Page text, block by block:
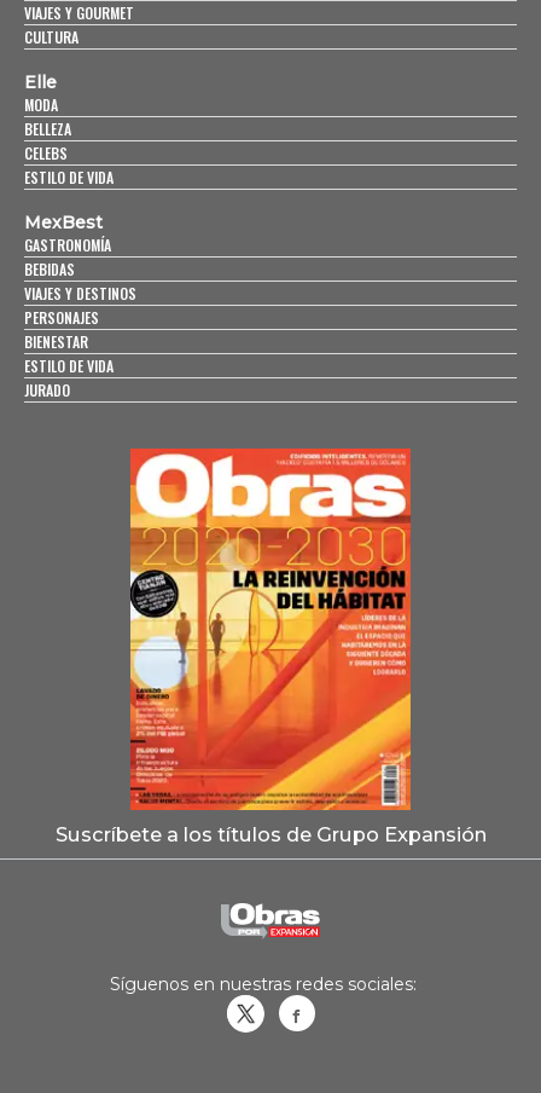
VIAJES Y GOURMET
CULTURA
Elle
MODA
BELLEZA
CELEBS
ESTILO DE VIDA
MexBest
GASTRONOMÍA
BEBIDAS
VIAJES Y DESTINOS
PERSONAJES
BIENESTAR
ESTILO DE VIDA
JURADO
Suscríbete a los títulos de Grupo Expansión
Síguenos en nuestras redes sociales: